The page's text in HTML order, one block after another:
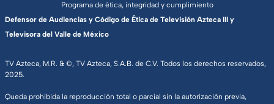
TV Azteca, M.R. & ©, TV Azteca, S.A.B. de C.V. Todos los derechos reservados,
2025.
Queda prohibida la reproducción total o parcial sin la autorización previa,
Programa de ética, integridad y cumplimiento
Defensor de Audiencias y Código de Ética de Televisión Azteca III y
Televisora del Valle de México